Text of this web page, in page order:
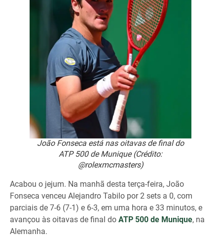
João Fonseca está nas oitavas de final do
ATP 500 de Munique (Crédito:
@rolexmcmasters)
Acabou o jejum. Na manhã desta terça-feira, João
Fonseca venceu Alejandro Tabilo por 2 sets a 0, com
parciais de 7-6 (7-1) e 6-3, em uma hora e 33 minutos, e
avançou às oitavas de final do ATP 500 de Munique, na
Alemanha.